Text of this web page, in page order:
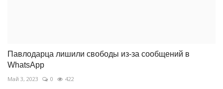
Павлодарца лишили свободы из-за сообщений в
WhatsApp
Май 3, 2023 0 422